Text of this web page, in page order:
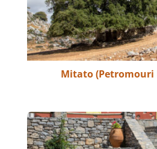
Mitato (Petromouri